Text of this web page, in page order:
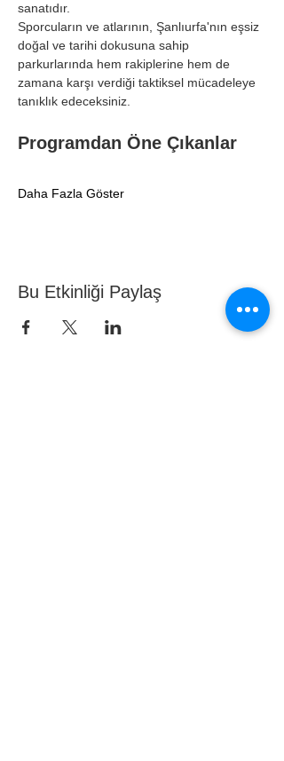
sanatıdır.
Sporcuların ve atlarının, Şanlıurfa'nın eşsiz
doğal ve tarihi dokusuna sahip
parkurlarında hem rakiplerine hem de
zamana karşı verdiği taktiksel mücadeleye
tanıklık edeceksiniz.
Programdan Öne Çıkanlar
Daha Fazla Göster
Bu Etkinliği Paylaş